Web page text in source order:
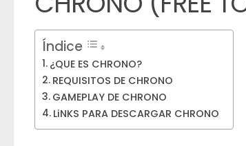
Índice
¿QUE ES CHRONO?
REQUISITOS DE CHRONO
GAMEPLAY DE CHRONO
LiNKS PARA DESCARGAR CHRONO